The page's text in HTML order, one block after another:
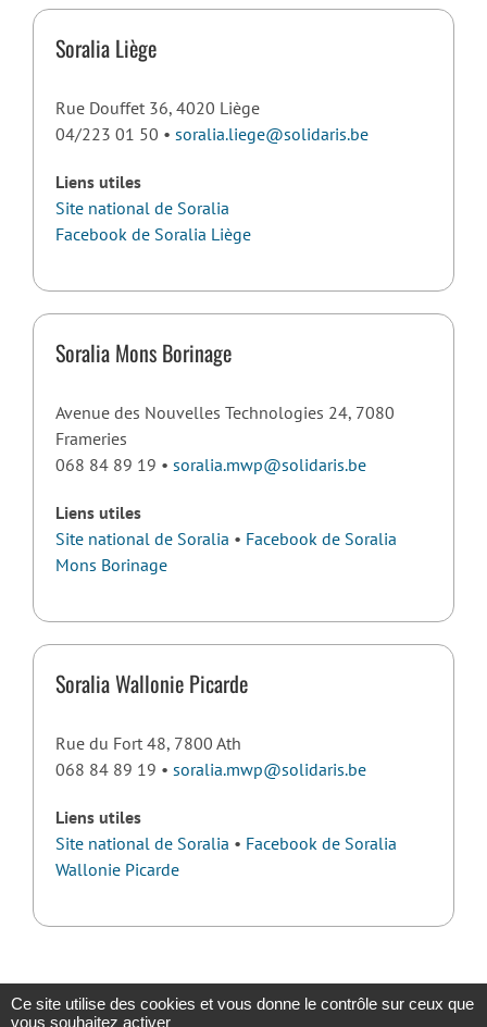
Soralia Liège
Rue Douffet 36, 4020 Liège
04/223 01 50 • soralia.liege@solidaris.be
Liens utiles
Site national de Soralia
Facebook de Soralia Liège
Soralia Mons Borinage
Avenue des Nouvelles Technologies 24, 7080
Frameries
068 84 89 19 • soralia.mwp@solidaris.be
Liens utiles
Site national de Soralia • Facebook de Soralia
Mons Borinage
Soralia Wallonie Picarde
Rue du Fort 48, 7800 Ath
068 84 89 19 • soralia.mwp@solidaris.be
Liens utiles
Site national de Soralia • Facebook de Soralia
Wallonie Picarde
Ce site utilise des cookies et vous donne le contrôle sur ceux que
vous souhaitez activer